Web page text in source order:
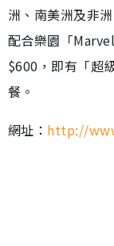
洲、南美洲及非
配合樂園「
$600，即有「超
餐。
網址： http://